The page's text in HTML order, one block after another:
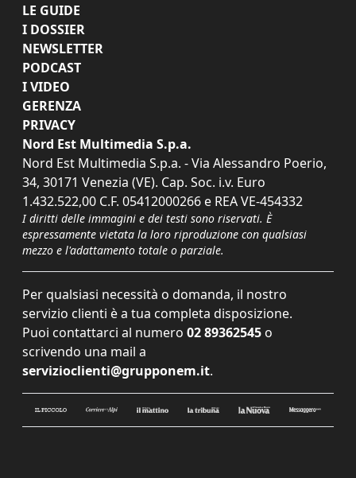
LE GUIDE
I DOSSIER
NEWSLETTER
PODCAST
I VIDEO
GERENZA
PRIVACY
Nord Est Multimedia S.p.a.
Nord Est Multimedia S.p.a. - Via Alessandro Poerio,
34, 30171 Venezia (VE). Cap. Soc. i.v. Euro
1.432.522,00 C.F. 05412000266 e REA VE-454332
I diritti delle immagini e dei testi sono riservati. È
espressamente vietata la loro riproduzione con qualsiasi
mezzo e l'adattamento totale o parziale.
Per qualsiasi necessità o domanda, il nostro
servizio clienti è a tua completa disposizione.
Puoi contattarci al numero 02 89362545 o
scrivendo una mail a
servizioclienti@grupponem.it.